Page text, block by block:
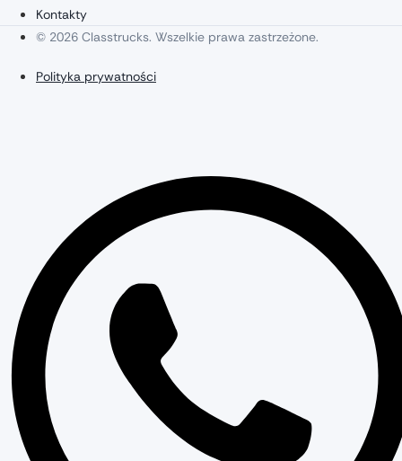
Kontakty
© 2026 Classtrucks. Wszelkie prawa zastrzeżone.
Polityka prywatności